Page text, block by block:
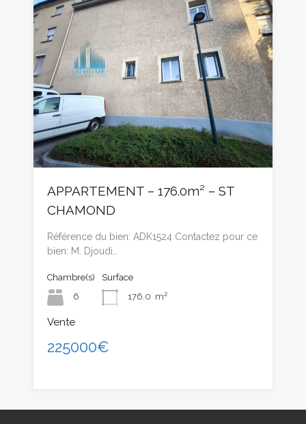
APPARTEMENT – 176.0m² – ST
CHAMOND
Référence du bien: ADK1524 Contactez pour ce
bien: M. Djoudi…
Chambre(s)
6
Surface
176.0 m²
Vente
225000€